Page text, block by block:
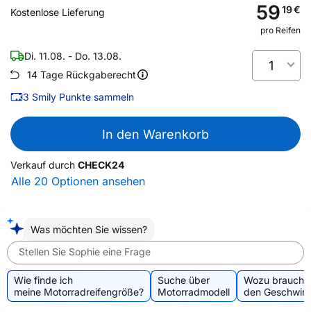
Kostenlose Lieferung 5919€
pro Reifen
Di. 11.08. - Do. 13.08.
14 Tage Rückgaberecht
3 Smily Punkte sammeln
1
In den Warenkorb
Verkauf durch CHECK24
Alle 20 Optionen ansehen
Was möchten Sie wissen?
Stellen Sie Sophie eine Frage
Wie finde ich
meine Motorradreifengröße?
Suche über
Motorradmodell
Wozu
den